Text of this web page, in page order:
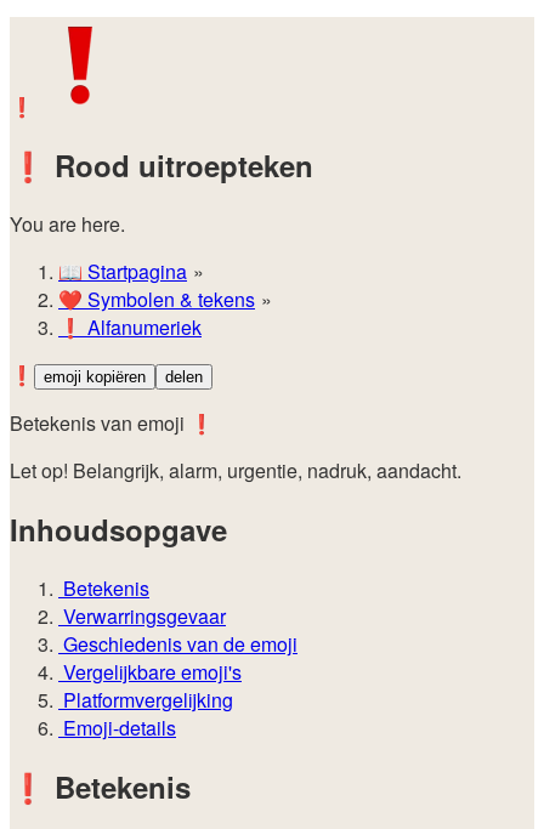
❗
❗ Rood uitroepteken
You are here.
📖 Startpagina
❤️ Symbolen & tekens
❗ Alfanumeriek
❗
emoji kopiëren delen
Betekenis van emoji ❗
Let op! Belangrijk, alarm, urgentie, nadruk, aandacht.
Inhoudsopgave
Betekenis
Verwarringsgevaar
Geschiedenis van de emoji
Vergelijkbare emoji's
Platformvergelijking
Emoji-details
❗ Betekenis